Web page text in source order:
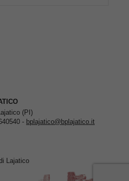
(PI)
- bplajatico@bplajatico.it
Lajatico